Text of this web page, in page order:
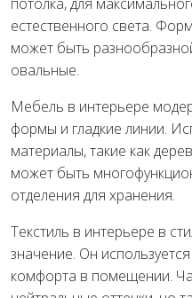
естественного света.
может быть
овальные.
Мебель в интерьере
формы и гладкие линии.
материалы, такие как
может быть
отделения для хранения.
Текстиль в интерьере в
значение. Он
комфорта в помещении.